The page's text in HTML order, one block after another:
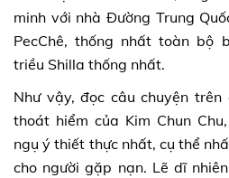
minh với nhà Đường Trung
PecChê, thống nhất toàn bộ
triều Shilla thống nhất.
Như vậy, đọc câu chuyện
thoát hiểm của Kim Chun
ngụ ý thiết thực nhất, cụ thể
cho người gặp nạn. Lẽ dĩ